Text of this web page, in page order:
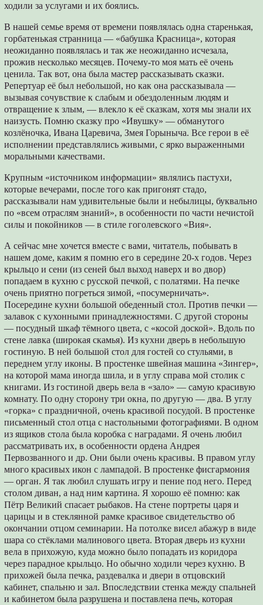
ходили за услугами и их боялись.
В нашей семье время от времени появлялась одна старенькая,
горбатенькая странница — «бабушка Красница», которая
неожиданно появлялась и так же неожиданно исчезала,
прожив несколько месяцев. Почему-то моя мать её очень
ценила. Так вот, она была мастер рассказывать сказки.
Репертуар её был небольшой, но как она рассказывала —
вызывая сочувствие к слабым и обездоленным людям и
отвращение к злым, — влекло к её сказкам, хотя мы знали их
наизусть. Помню сказку про «Ивушку» — обманутого
козлёночка, Ивана Царевича, Змея Горыныча. Все герои в её
исполнении представлялись живыми, с ярко выраженными
моральными качествами.
Крупным «источником информации» являлись пастухи,
которые вечерами, после того как пригонят стадо,
рассказывали нам удивительные были и небылицы, буквально
по «всем отраслям знаний», в особенности по части нечистой
силы и покойников — в стиле гоголевского «Вия».
А сейчас мне хочется вместе с вами, читатель, побывать в
нашем доме, каким я помню его в середине 20-х годов. Через
крыльцо и сени (из сеней был выход наверх и во двор)
попадаем в кухню с русской печкой, с полатями. На печке
очень приятно погреться зимой, «посумерничать».
Посередине кухни большой обеденный стол. Против печки —
залавок с кухонными принадлежностями. С другой стороны
— посудный шкаф тёмного цвета, с «косой доской». Вдоль по
стене лавка (широкая скамья). Из кухни дверь в небольшую
гостиную. В ней большой стол для гостей со стульями, в
переднем углу иконы. В простенке швейная машина «Зингер»,
на которой мама иногда шила, и в углу справа мой столик с
книгами. Из гостиной дверь вела в «зало» — самую красивую
комнату. По одну сторону три окна, по другую — два. В углу
«горка» с праздничной, очень красивой посудой. В простенке
письменный стол отца с настольными фотографиями. В одном
из ящиков стола была коробка с наградами. Я очень любил
рассматривать их, в особенности ордена Андрея
Первозванного и др. Они были очень красивы. В правом углу
много красивых икон с лампадой. В простенке фисгармония
— орган. Я так любил слушать игру и пение под него. Перед
столом диван, а над ним картина. Я хорошо её помню: как
Пётр Великий спасает рыбаков. На стене портреты царя и
царицы и в стеклянной рамке красивое свидетельство об
окончании отцом семинарии. На потолке висел абажур в виде
шара со стёклами малинового цвета. Вторая дверь из кухни
вела в прихожую, куда можно было попадать из коридора
через парадное крыльцо. Но обычно ходили через кухню. В
прихожей была печка, раздевалка и двери в отцовский
кабинет, спальню и зал. Впоследствии стенка между спальней
и кабинетом была разрушена и поставлена печь, которая